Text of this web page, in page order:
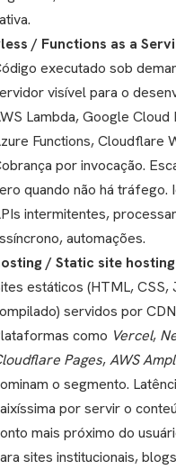
/ Functions as a
executado sob
visível para o
Lambda, Google Cloud
Functions, Cloudflare
por invocação.
quando não há tráfego.
intermitentes,
automações.
/ Static site hosting
estáticos (HTML, CSS,
servidos por
como Vercel,
Pages,AWS
o segmento.
por servir o
mais próximo do
sites institucionais,